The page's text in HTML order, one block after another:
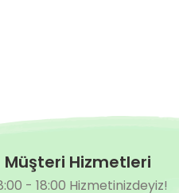
Müşteri Hizmetleri
- 18:00 Hizmetinizdeyiz!